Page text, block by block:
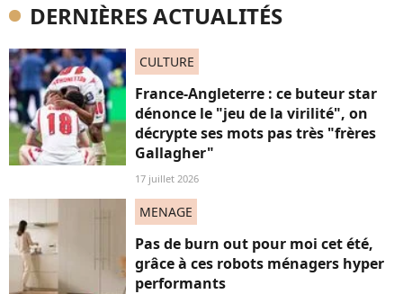
DERNIÈRES ACTUALITÉS
CULTURE
France-Angleterre : ce buteur star
dénonce le "jeu de la virilité", on
décrypte ses mots pas très "frères
Gallagher"
17 juillet 2026
MENAGE
Pas de burn out pour moi cet été,
grâce à ces robots ménagers hyper
performants